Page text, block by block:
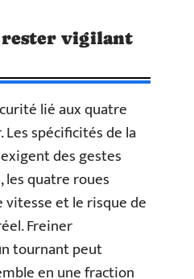
rester vigilant
lié aux quatre
spécificités de la
des gestes
les quatre roues
et le risque de
Freiner
tournant peut
en une fraction